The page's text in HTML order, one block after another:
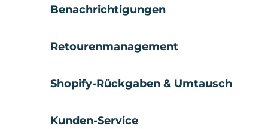
Benachrichtigungen
Retourenmanagement
Shopify-Rückgaben & Umtausch
Kunden-Service